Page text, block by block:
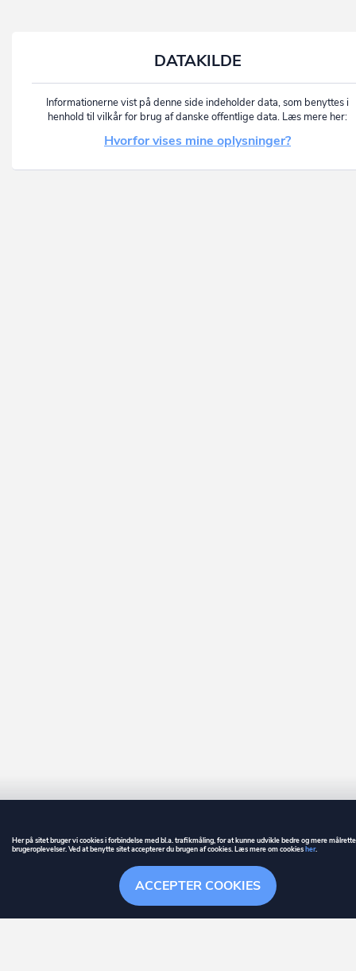
Søgehistorik Menu
DATAKILDE
Informationerne vist på denne side indeholder data, som benyttes i
henhold til vilkår for brug af danske offentlige data. Læs mere her:
Hvorfor vises mine oplysninger?
GUIDE BETINGELSER
er et registreret varemærke tilhørende ownr ApS – CVR nr.: 36 40 88
ACCEPTER COOKIES
Her på sitet bruger vi cookies i forbindelse med bl.a. trafikmåling, for at kunne udvikle bedre og mere
brugeroplevelser. Ved at benytte sitet accepterer du brugen af cookies. Læs mere om cookiesher.